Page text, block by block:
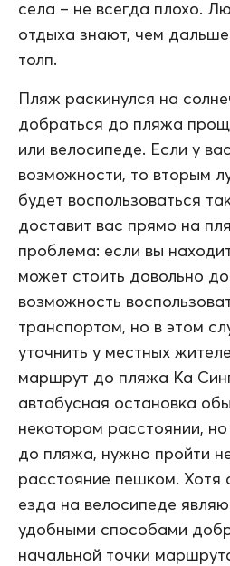
села – не всегда плохо.
отдыха знают, чем
толп.
Пляж раскинулся на
добраться до пляжа
или велосипеде. Если у
возможности, то вторым
будет воспользоваться
доставит вас прямо на
проблема: если вы
может стоить довольно
возможность
транспортом, но в этом
уточнить у местных
маршрут до пляжа Ка
автобусная остановка
некотором расстоянии,
до пляжа, нужно пройти
расстояние пешком. Хотя
езда на велосипеде
удобными способами
начальной точки